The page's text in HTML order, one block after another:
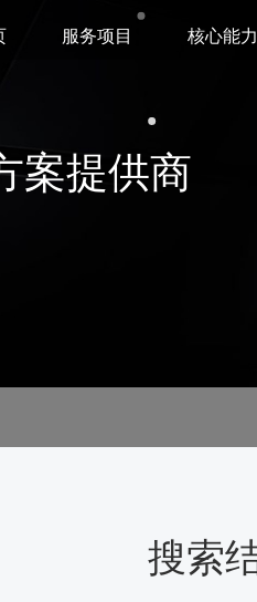
服务项目 核心能力
案提供商
搜索